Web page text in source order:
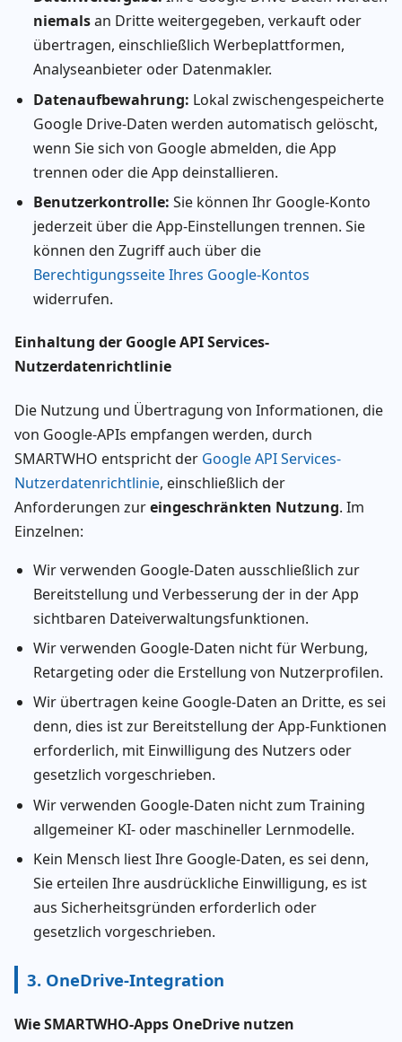
niemalsan Dritte weitergegeben, verkauft oder
übertragen, einschließlich Werbeplattformen,
Analyseanbieter oder Datenmakler.
Datenaufbewahrung: Lokal zwischengespeicherte
Google Drive-Daten werden automatisch gelöscht,
wenn Sie sich von Google abmelden, die App
trennen oder die App deinstallieren.
Benutzerkontrolle: Sie können Ihr Google-Konto
jederzeit über die App-Einstellungen trennen. Sie
können den Zugriff auch über die
Berechtigungsseite Ihres Google-Kontos
widerrufen.
Einhaltung der Google API Services-
Nutzerdatenrichtlinie
Die Nutzung und Übertragung von Informationen, die
von Google-APIs empfangen werden, durch
SMARTWHO entspricht der Google API Services-
Nutzerdatenrichtlinie, einschließlich der
Anforderungen zureingeschränkten Nutzung. Im
Einzelnen:
Wir verwenden Google-Daten ausschließlich zur
Bereitstellung und Verbesserung der in der App
sichtbaren Dateiverwaltungsfunktionen.
Wir verwenden Google-Daten nicht für Werbung,
Retargeting oder die Erstellung von Nutzerprofilen.
Wir übertragen keine Google-Daten an Dritte, es sei
denn, dies ist zur Bereitstellung der App-Funktionen
erforderlich, mit Einwilligung des Nutzers oder
gesetzlich vorgeschrieben.
Wir verwenden Google-Daten nicht zum Training
allgemeiner KI- oder maschineller Lernmodelle.
Kein Mensch liest Ihre Google-Daten, es sei denn,
Sie erteilen Ihre ausdrückliche Einwilligung, es ist
aus Sicherheitsgründen erforderlich oder
gesetzlich vorgeschrieben.
3. OneDrive-Integration
Wie SMARTWHO-Apps OneDrive nutzen